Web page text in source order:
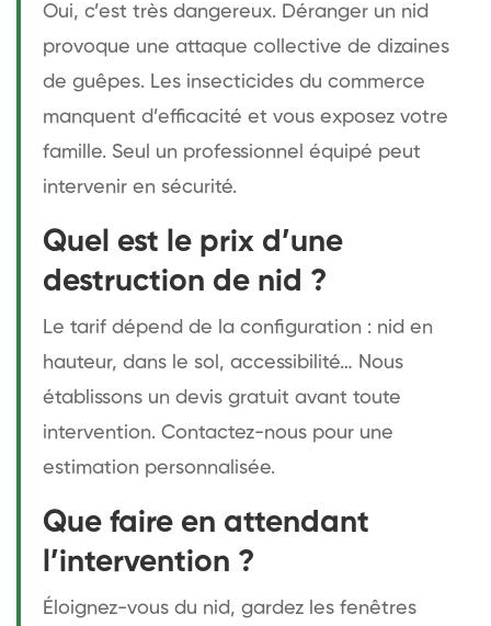
Oui, c’est très dangereux. Déranger un nid
provoque une attaque collective de dizaines
de guêpes. Les insecticides du commerce
manquent d’efficacité et vous exposez votre
famille. Seul un professionnel équipé peut
intervenir en sécurité.
Quel est le prix d’une
destruction de nid ?
Le tarif dépend de la configuration : nid en
hauteur, dans le sol, accessibilité… Nous
établissons un devis gratuit avant toute
intervention. Contactez-nous pour une
estimation personnalisée.
Que faire en attendant
l’intervention ?
Éloignez-vous du nid, gardez les fenêtres